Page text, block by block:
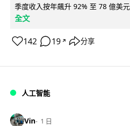
季度收入按年飆升 92% 至 78 億美
全文
142 19 ↗ 分享
人工智能
Vin 1 日